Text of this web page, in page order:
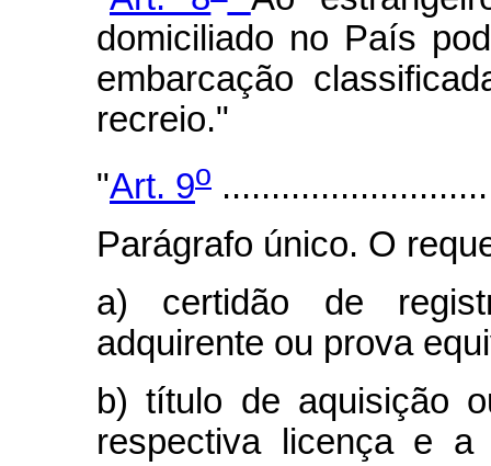
domiciliado no País
embarcação
recreio."
"Art. 9o
Parágrafo único. O
a) certidão de
adquirente ou prova
b) título de aquisição
respectiva licença e